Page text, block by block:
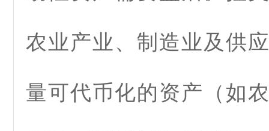
农业产业、制造业及供
量可代币化的资产（如